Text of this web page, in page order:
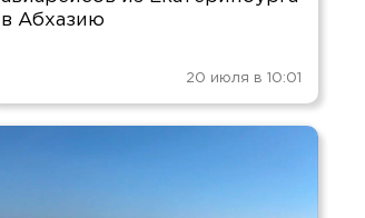
в Абхазию
20 июля в 10:01